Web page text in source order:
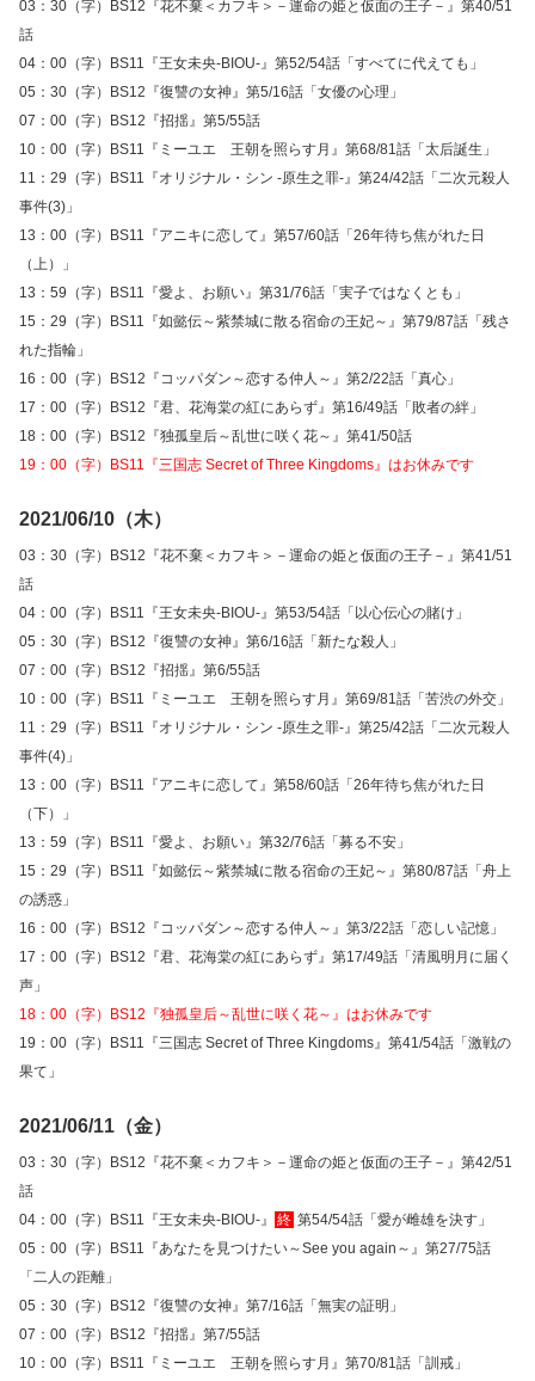
03：30（字）BS12『花不棄＜カフキ＞－運命の姫と仮面の王子－』第40/51
話
04：00（字）BS11『王女未央‐BIOU‐』第52/54話「すべてに代えても」
05：30（字）BS12『復讐の女神』第5/16話「女優の心理」
07：00（字）BS12『招揺』第5/55話
10：00（字）BS11『ミーユエ 王朝を照らす月』第68/81話「太后誕生」
11：29（字）BS11『オリジナル・シン -原生之罪-』第24/42話「二次元殺人
事件(3)」
13：00（字）BS11『アニキに恋して』第57/60話「26年待ち焦がれた日
（上）」
13：59（字）BS11『愛よ、お願い』第31/76話「実子ではなくとも」
15：29（字）BS11『如懿伝～紫禁城に散る宿命の王妃～』第79/87話「残さ
れた指輪」
16：00（字）BS12『コッパダン～恋する仲人～』第2/22話「真心」
17：00（字）BS12『君、花海棠の紅にあらず』第16/49話「敗者の絆」
18：00（字）BS12『独孤皇后～乱世に咲く花～』第41/50話
19：00（字）BS11『三国志 Secret of Three Kingdoms』はお休みです
2021/06/10（木）
03：30（字）BS12『花不棄＜カフキ＞－運命の姫と仮面の王子－』第41/51
話
04：00（字）BS11『王女未央‐BIOU‐』第53/54話「以心伝心の賭け」
05：30（字）BS12『復讐の女神』第6/16話「新たな殺人」
07：00（字）BS12『招揺』第6/55話
10：00（字）BS11『ミーユエ 王朝を照らす月』第69/81話「苦渋の外交」
11：29（字）BS11『オリジナル・シン -原生之罪-』第25/42話「二次元殺人
事件(4)」
13：00（字）BS11『アニキに恋して』第58/60話「26年待ち焦がれた日
（下）」
13：59（字）BS11『愛よ、お願い』第32/76話「募る不安」
15：29（字）BS11『如懿伝～紫禁城に散る宿命の王妃～』第80/87話「舟上
の誘惑」
16：00（字）BS12『コッパダン～恋する仲人～』第3/22話「恋しい記憶」
17：00（字）BS12『君、花海棠の紅にあらず』第17/49話「清風明月に届く
声」
18：00（字）BS12『独孤皇后～乱世に咲く花～』はお休みです
19：00（字）BS11『三国志 Secret of Three Kingdoms』第41/54話「激戦の
果て」
2021/06/11（金）
03：30（字）BS12『花不棄＜カフキ＞－運命の姫と仮面の王子－』第42/51
話
04：00（字）BS11『王女未央‐BIOU‐』
終 第54/54話「愛が雌雄を決す」
05：00（字）BS11『あなたを見つけたい～See you again～』第27/75話
「二人の距離」
05：30（字）BS12『復讐の女神』第7/16話「無実の証明」
07：00（字）BS12『招揺』第7/55話
10：00（字）BS11『ミーユエ 王朝を照らす月』第70/81話「訓戒」